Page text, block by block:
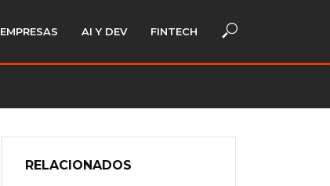
EMPRESAS AI Y DEV FINTECH
RELACIONADOS